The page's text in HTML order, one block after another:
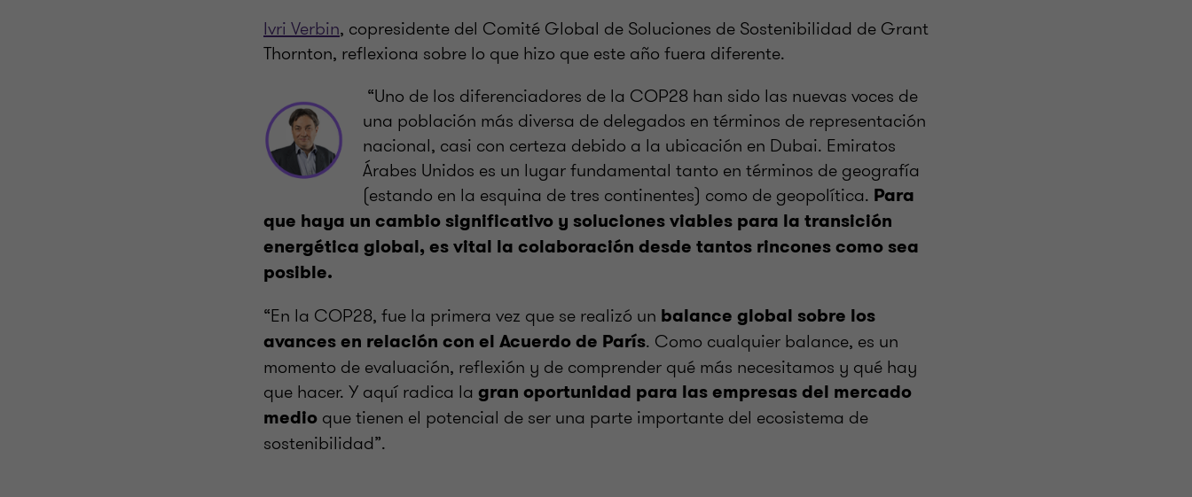
Ivri Verbin, copresidente del Comité Global de Soluciones de Sostenibilidad de Grant
Thornton, reflexiona sobre lo que hizo que este año fuera diferente.
“Uno de los diferenciadores de la COP28 han sido las nuevas voces de
una población más diversa de delegados en términos de representación
nacional, casi con certeza debido a la ubicación en Dubai. Emiratos
Árabes Unidos es un lugar fundamental tanto en términos de geografía
(estando en la esquina de tres continentes) como de geopolítica. Para
que haya un cambio significativo y soluciones viables para la transición
energética global, es vital la colaboración desde tantos rincones como sea
posible.
“En la COP28, fue la primera vez que se realizó un balance global sobre los
avances en relación con el Acuerdo de París. Como cualquier balance, es un
momento de evaluación, reflexión y de comprender qué más necesitamos y qué hay
que hacer. Y aquí radica la gran oportunidad para las empresas del mercado
medio que tienen el potencial de ser una parte importante del ecosistema de
sostenibilidad”.